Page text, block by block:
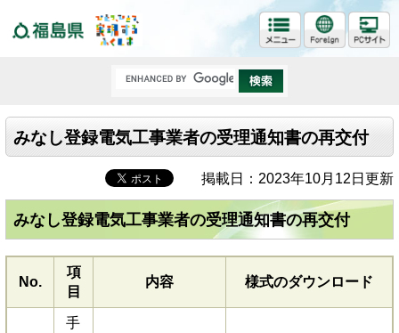
みなし登録電気工事業者の受理通知書の再交付
掲載日：2023年10月12日更新
みなし登録電気工事業者の受理通知書の再交付
No.
項
目
内容 様式のダウンロード
手